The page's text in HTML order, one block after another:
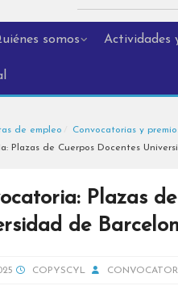
somos Actividades
de empleo
Convocatorias y
Plazas de Cuerpos Docentes
Plazas
de
COPYSCYL